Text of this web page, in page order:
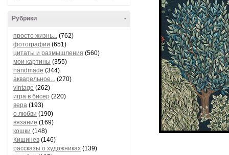
-
Рубрики
просто жизнь... (762)
фотографии (651)
цитаты и размышления (560)
мои картины (355)
handmade (344)
акварельное... (270)
vintage (262)
игра в бисер (220)
вера (193)
о любви (190)
вязание (169)
кошки (148)
Кишинев (146)
рассказы о художниках (139)